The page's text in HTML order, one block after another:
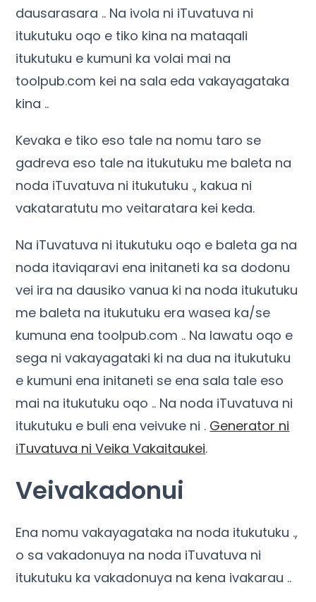
dausarasara .. Na ivola ni iTuvatuva ni
itukutuku oqo e tiko kina na mataqali
itukutuku e kumuni ka volai mai na
toolpub.com kei na sala eda vakayagataka
kina ..
Kevaka e tiko eso tale na nomu taro se
gadreva eso tale na itukutuku me baleta na
noda iTuvatuva ni itukutuku ., kakua ni
vakataratutu mo veitaratara kei keda.
Na iTuvatuva ni itukutuku oqo e baleta ga na
noda itaviqaravi ena initaneti ka sa dodonu
vei ira na dausiko vanua ki na noda itukutuku
me baleta na itukutuku era wasea ka/se
kumuna ena toolpub.com .. Na lawatu oqo e
sega ni vakayagataki ki na dua na itukutuku
e kumuni ena initaneti se ena sala tale eso
mai na itukutuku oqo .. Na noda iTuvatuva ni
itukutuku e buli ena veivuke ni . Generator ni
iTuvatuva ni Veika Vakaitaukei.
Veivakadonui
Ena nomu vakayagataka na noda itukutuku .,
o sa vakadonuya na noda iTuvatuva ni
itukutuku ka vakadonuya na kena ivakarau ..